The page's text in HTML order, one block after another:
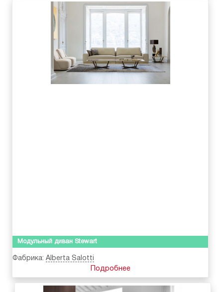
Модульный диван Stewart
Фабрика: Alberta Salotti
Подробнее